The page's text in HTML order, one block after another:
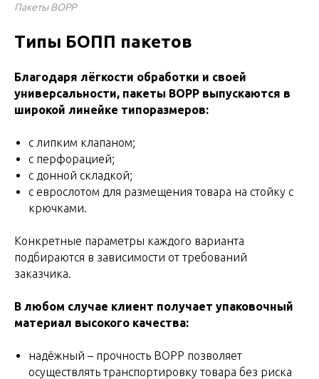
Пакеты BOPP
Типы БОПП пакетов
Благодаря лёгкости обработки и своей
универсальности, пакеты ВОРР выпускаются в
широкой линейке типоразмеров:
с липким клапаном;
с перфорацией;
с донной складкой;
с еврослотом для размещения товара на стойку с
крючками.
Конкретные параметры каждого варианта
подбираются в зависимости от требований
заказчика.
В любом случае клиент получает упаковочный
материал высокого качества:
надёжный – прочность ВОРР позволяет
осуществлять транспортировку товара без риска